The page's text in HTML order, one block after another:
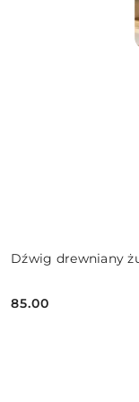
Dźwig drewniany
Cena:
85.00